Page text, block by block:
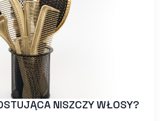
NISZCZY WŁOSY?